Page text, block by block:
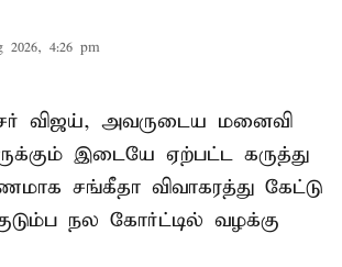
2026, 4:26 pm
விஜய், அவருடைய மனைவி
இடையே ஏற்பட்ட கருத்து
சங்கீதா விவாகரத்து கேட்டு
நல கோர்ட்டில் வழக்கு